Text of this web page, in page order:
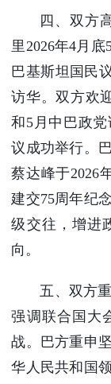
四、双方
里2026年4月
巴基斯坦国民
访华。双方欢
和5月中巴政
议成功举行。
蔡达峰于2026
建交75周年纪
级交往，增进
向。
五、双方
强调联合国大
战。巴方重申
华人民共和国